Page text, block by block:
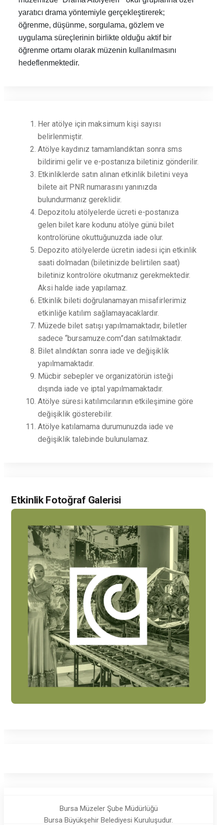
yaratıcı drama yöntemiyle gerçekleştirerek;
öğrenme, düşünme, sorgulama, gözlem ve
uygulama süreçlerinin birlikte olduğu aktif bir
öğrenme ortamı olarak müzenin kullanılmasını
hedeflenmektedir.
Her atölye için maksimum kişi sayısı
belirlenmiştir.
Atölye kaydınız tamamlandıktan sonra sms
bildirimi gelir ve e-postanıza biletiniz gönderilir.
Etkinliklerde satın alınan etkinlik biletini veya
bilete ait PNR numarasını yanınızda
bulundurmanız gereklidir.
Depozitolu atölyelerde ücreti e-postanıza
gelen bilet kare kodunu atölye günü bilet
kontrolörüne okuttuğunuzda iade olur.
Depozito atölyelerde ücretin iadesi için etkinlik
saati dolmadan (biletinizde belirtilen saat)
biletiniz kontrolöre okutmanız gerekmektedir.
Aksi halde iade yapılamaz.
Etkinlik bileti doğrulanamayan misafirlerimiz
etkinliğe katılım sağlamayacaklardır.
Müzede bilet satışı yapılmamaktadır, biletler
sadece “bursamuze.com”dan satılmaktadır.
Bilet alındıktan sonra iade ve değişiklik
yapılmamaktadır.
Mücbir sebepler ve organizatörün isteği
dışında iade ve iptal yapılmamaktadır.
Atölye süresi katılımcılarının etkileşimine göre
değişiklik gösterebilir.
Atölye katılamama durumunuzda iade ve
değişiklik talebinde bulunulamaz.
Etkinlik Fotoğraf Galerisi
Bursa Müzeler Şube Müdürlüğü
Bursa Büyükşehir Belediyesi Kuruluşudur.